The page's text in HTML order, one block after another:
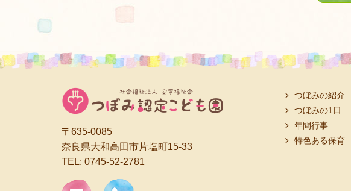
〒635-0085
奈良県大和高田市片塩町15-33
TEL: 0745-52-2781
つぼみの紹介
つぼみの1日
年間行事
特色ある保育